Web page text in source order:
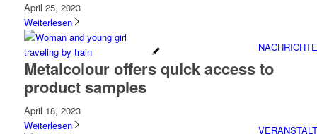
April 25, 2023
Weiterlesen
Metalcolour offers quick access to
product samples
April 18, 2023
Weiterlesen